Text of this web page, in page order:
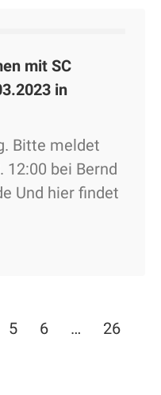
mit SC
in
Bitte meldet
12:00 bei Bernd
Und hier findet
5 6 …
26